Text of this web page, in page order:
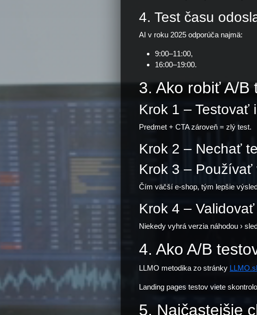
4. Test času
AI v roku 2025 odporúča najmä:
9:00–11:00,
16:00–19:00.
3. Ako robiť A/B
Krok 1 – Testovať
Predmet + CTA zároveň = zlý test.
Krok 2 – Nechať
Krok 3 – Používať
Čím väčší e-shop, tým lepšie
Krok 4 –
Niekedy vyhrá verzia náhodou ›
4. Ako A/B
LLMO metodika zo stránky
Landing pages testov viete
5. Najčastejšie